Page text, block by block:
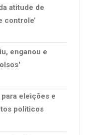
atitude de
controle’
enganou e
eleições e
políticos